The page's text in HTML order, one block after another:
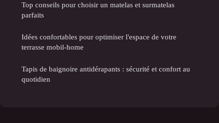
Top conseils pour choisir un matelas et surmatelas
parfaits
Idées confortables pour optimiser l'espace de votre
terrasse mobil-home
Tapis de baignoire antidérapants : sécurité et confort au
quotidien